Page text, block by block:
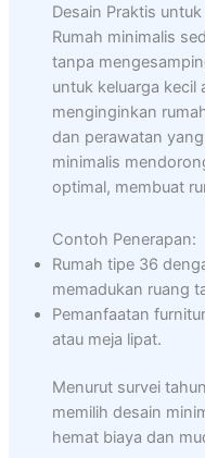
Desain Praktis
Rumah minimalis
tanpa
untuk keluarga kecil
menginginkan
dan perawatan
minimalis
optimal, membuat
Contoh Penerapan:
Rumah tipe 36
memadukan ruang
Pemanfaatan
atau meja lipat.
Menurut survei
memilih desain
hemat biaya dan